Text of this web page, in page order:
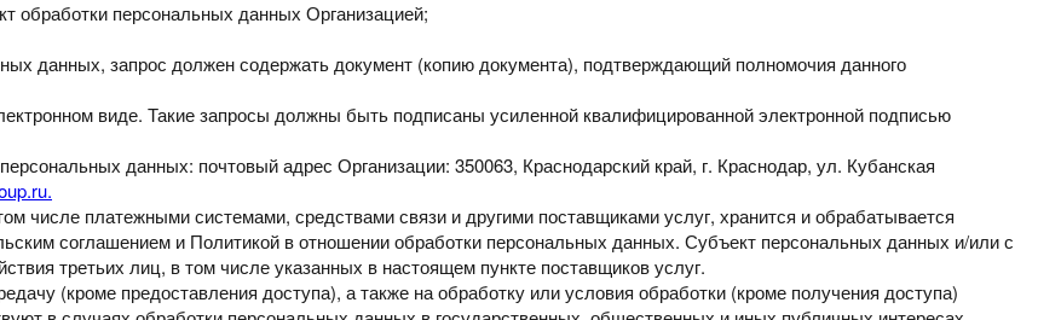
обработки персональных данных Организацией;
данных, запрос должен содержать документ (копию документа), подтверждающий полномочия данного
виде. Такие запросы должны быть подписаны усиленной квалифицированной электронной подписью
персональных данных: почтовый адрес Организации: 350063, Краснодарский край, г. Краснодар, ул. Кубанская
числе платежными системами, средствами связи и другими поставщиками услуг, хранится и обрабатывается
соглашением и Политикой в отношении обработки персональных данных. Субъект персональных данных и/или с
третьих лиц, в томчисле указанных в настоящем пункте поставщиков услуг.
(кроме предоставления доступа), а также на обработку или условия обработки (кроме получения доступа)